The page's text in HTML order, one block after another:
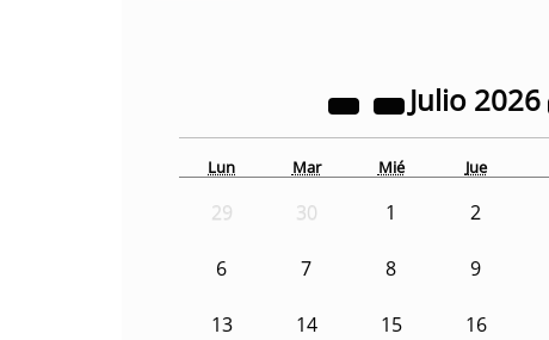
Julio 2026
Lun Mar Mié Jue
29 30 1 2
6 7 8 9
13 14 15 16